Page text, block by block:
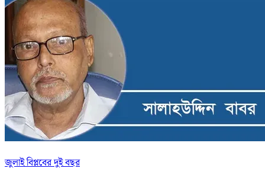
জুলাই বিপ্লবের দুই বছর